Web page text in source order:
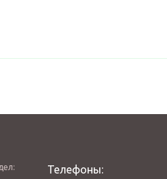
Телефоны: